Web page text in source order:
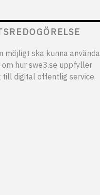
möjligt ska kunna använda
hur swe3.se uppfyller
digital offentlig service.